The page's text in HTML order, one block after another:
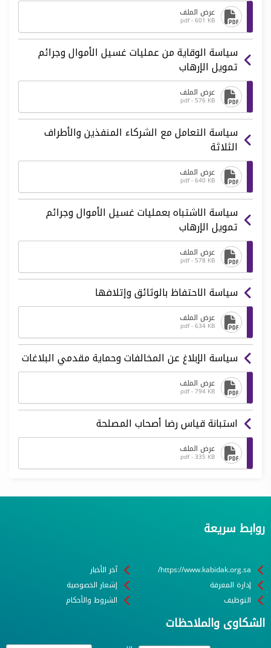
عرض الملف
pdf - 601 KB
سياسة الوقاية من عمليات غسيل الأموال وجرائم
تمويل الإرهاب
عرض الملف
pdf - 576 KB
سياسة التعامل مع الشركاء المنفذين والأطراف
الثلاثة
عرض الملف
pdf - 640 KB
سياسة الاشتباه بعمليات غسيل الأموال وجرائم
تمويل الإرهاب
عرض الملف
pdf - 578 KB
سياسة الاحتفاظ بالوثائق وإتلافها
عرض الملف
pdf - 634 KB
سياسة الإبلاغ عن المخالفات وحماية مقدمي البلاغات
عرض الملف
pdf - 794 KB
استبانة قياس رضا أصحاب المصلحة
عرض الملف
pdf - 335 KB
روابط سريعة
https://www.kabidak.org.sa/
إدارة المعرفة
التوظيف
آخر الأخبار
إشعار الخصوصية
الشروط والأحكام
الشكاوى والملاحظات